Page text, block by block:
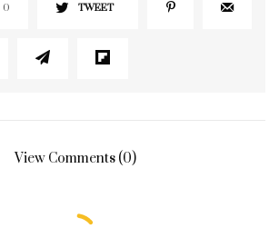
0 TWEET
View Comments (0)